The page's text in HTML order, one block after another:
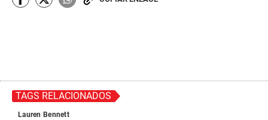
TAGS RELACIONADOS
Lauren Bennett